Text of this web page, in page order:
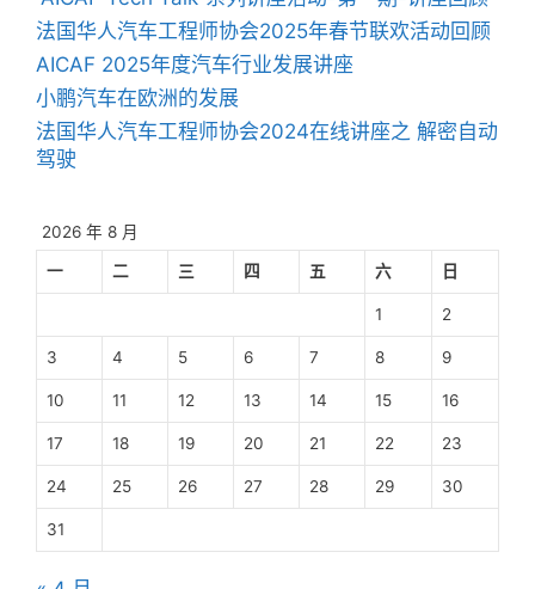
法国华人汽车工程师协会2025年春节联欢活动回顾
AICAF 2025年度汽车行业发展讲座
小鹏汽车在欧洲的发展
法国华人汽车工程师协会2024在线讲座之 解密自动
驾驶
2026 年 8 月
一 二 三 四 五 六 日
1 2
3 4 5 6 7 8 9
10 11 12 13 14 15 16
17 18 19 20 21 22 23
24 25 26 27 28 29 30
31